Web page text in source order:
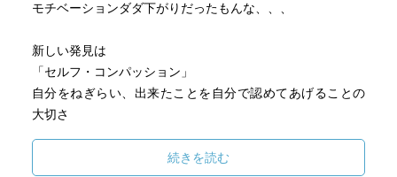
モチベーションダダ下がりだったもんな、、、
新しい発見は
「セルフ・コンパッション」
自分をねぎらい、出来たことを自分で認めてあげることの
大切さ
どうしても自分には厳しくなってしまう、、
続きを読む